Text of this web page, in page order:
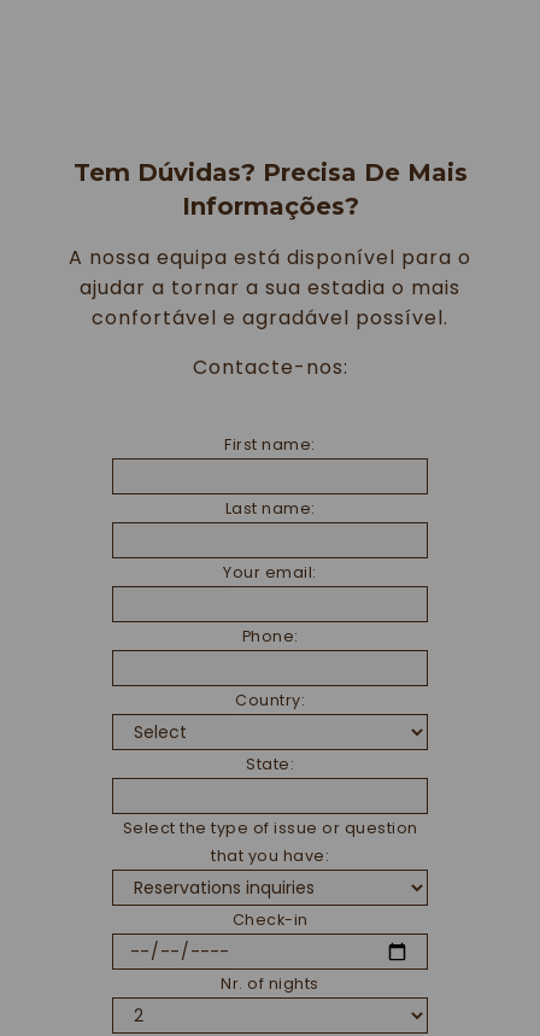
Tem Dúvidas? Precisa De Mais
Informações?
A nossa equipa está disponível para o
ajudar a tornar a sua estadia o mais
confortável e agradável possível.
Contacte-nos:
First name:
Last name:
Your email:
Phone:
Country:
State:
Select the type of issue or question
that you have:
Check-in
Nr. of nights